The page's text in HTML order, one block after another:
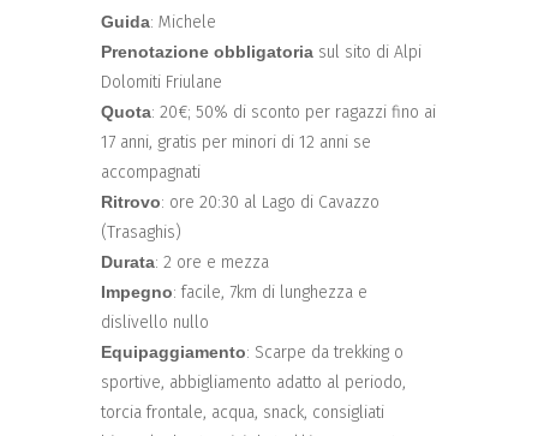
Guida: Michele
Prenotazione obbligatoria sul sito di Alpi
Dolomiti Friulane
Quota: 20€; 50% di sconto per ragazzi fino ai
17 anni, gratis per minori di 12 anni se
accompagnati
Ritrovo: ore 20:30 al Lago di Cavazzo
(Trasaghis)
Durata: 2 ore e mezza
Impegno: facile, 7km di lunghezza e
dislivello nullo
Equipaggiamento: Scarpe da trekking o
sportive, abbigliamento adatto al periodo,
torcia frontale, acqua, snack, consigliati